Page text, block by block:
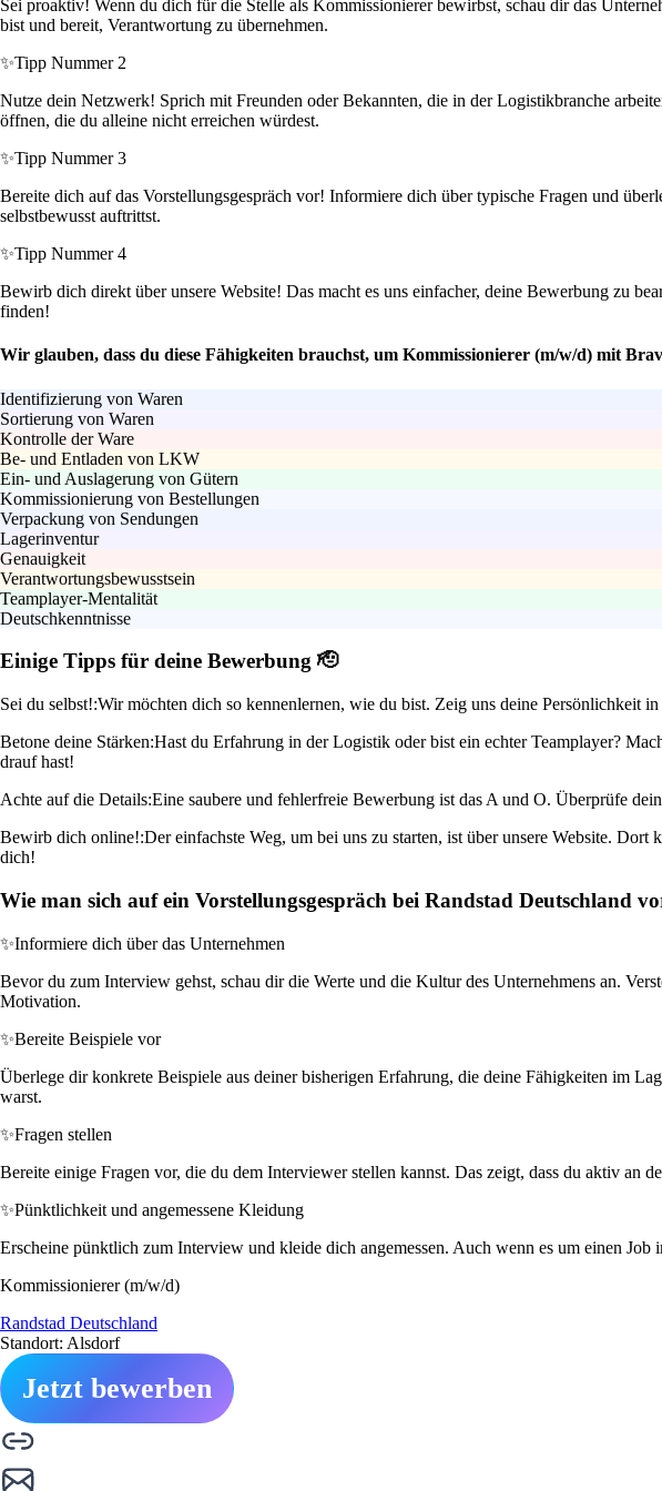
Sei proaktiv! Wenn du dich für die Stelle als Kommissionierer bewirbst, schau dir das
bist und bereit, Verantwortung zu übernehmen.
✨Tipp Nummer 2
Nutze dein Netzwerk! Sprich mit Freunden oder Bekannten, die in der Logistikbranche
öffnen, die du alleine nicht erreichen würdest.
✨Tipp Nummer 3
Bereite dich auf das Vorstellungsgespräch vor! Informiere dich über typische Fragen und
selbstbewusst auftrittst.
✨Tipp Nummer 4
Bewirb dich direkt über unsere Website! Das macht es uns einfacher, deine Bewerbung zu
finden!
Wir glauben, dass du diese Fähigkeiten brauchst, um Kommissionierer (m/w/d) mit
Identifizierung von Waren
Sortierung von Waren
Kontrolle der Ware
Be- und Entladen von LKW
Ein- und Auslagerung von Gütern
Kommissionierung von Bestellungen
Verpackung von Sendungen
Lagerinventur
Genauigkeit
Verantwortungsbewusstsein
Teamplayer-Mentalität
Deutschkenntnisse
Einige Tipps für deine Bewerbung 🫡
Sei du selbst!:Wir möchten dich so kennenlernen, wie du bist. Zeig uns deine Persönlichkeit
Betone deine Stärken:Hast du Erfahrung in der Logistik oder bist ein echter Teamplayer?
drauf hast!
Achte auf die Details:Eine saubere und fehlerfreie Bewerbung ist das A und O. Überprüfe
Bewirb dich online!:Der einfachste Weg, um bei uns zu starten, ist über unsere Website.
dich!
Wie man sich auf ein Vorstellungsgespräch bei Randstad Deutschland
✨Informiere dich über das Unternehmen
Bevor du zum Interview gehst, schau dir die Werte und die Kultur des Unternehmens an.
Motivation.
✨Bereite Beispiele vor
Überlege dir konkrete Beispiele aus deiner bisherigen Erfahrung, die deine Fähigkeiten im
warst.
✨Fragen stellen
Bereite einige Fragen vor, die du dem Interviewer stellen kannst. Das zeigt, dass du aktiv an
✨Pünktlichkeit und angemessene Kleidung
Erscheine pünktlich zum Interview und kleide dich angemessen. Auch wenn es um einen
Kommissionierer (m/w/d)
Randstad Deutschland
Standort: Alsdorf
Jetzt bewerben